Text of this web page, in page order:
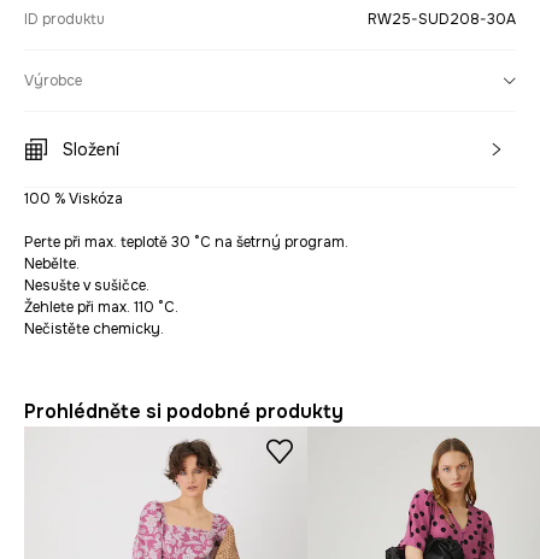
ID produktu RW25-SUD208-30A
Výrobce
Složení
100 % Viskóza
Perte při max. teplotě 30 °C na šetrný program.
Nebělte.
Nesušte v sušičce.
Žehlete při max. 110 °C.
Nečistěte chemicky.
Prohlédněte si podobné produkty